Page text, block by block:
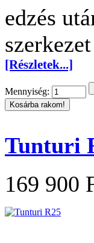
edzés
[Részletek...]
Mennyiség:
Tunturi
169 900